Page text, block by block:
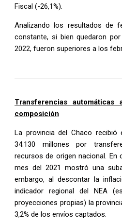
Fiscal (-26,1%).
Analizando los resultados de
constante, si bien quedaron
2022, fueron superiores a los
Transferencias
composición
La provincia del Chaco
34.130 millones por
recursos de origen nacional. En
mes del 2021 mostró una
embargo, al descontar la
indicador regional del NEA
proyecciones propias) la
3,2% de los envíos captados.